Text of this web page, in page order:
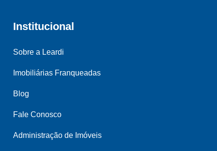
Institucional
Sobre a Leardi
Imobiliárias Franqueadas
Blog
Fale Conosco
Administração de Imóveis